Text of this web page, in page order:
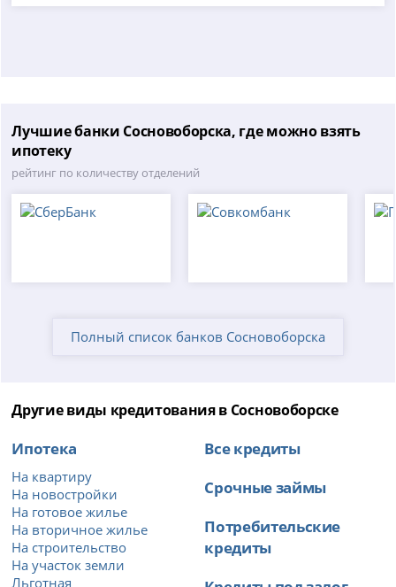
Лучшие банки Сосновоборска, где можно взять
ипотеку
рейтинг по количеству отделений
Полный список банков Сосновоборска
Другие виды кредитования в Сосновоборске
Ипотека
На квартиру
На новостройки
На готовое жилье
На вторичное жилье
На строительство
На участок земли
Льготная
Все кредиты
Срочные займы
Потребительские
кредиты